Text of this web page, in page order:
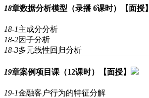
18章数据分析模型（录播 6课时）【面授】
18-1主成分分析
18-2因子分析
18-3多元线性回归分析
19章案例项目课（12课时）【面授】
19-1金融客户行为的特征分解